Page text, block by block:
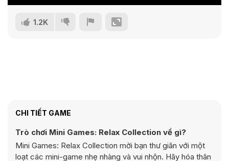
1.2K
CHI TIẾT GAME
Trò chơi Mini Games: Relax Collection về gì?
Mini Games: Relax Collection mời bạn thư giãn với một
loạt các mini-game nhẹ nhàng và vui nhộn. Hãy hóa thân